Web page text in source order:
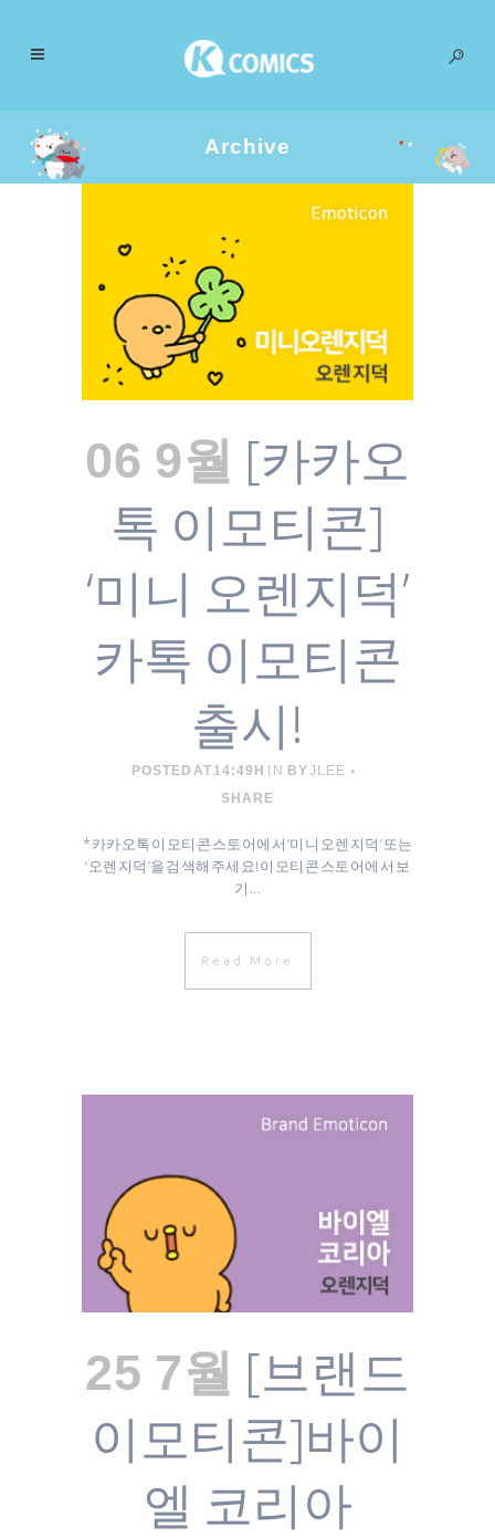
Archive
06 9월 [카카오
톡 이모티콘]
‘미니 오렌지덕’
카톡 이모티콘
출시!
POSTED AT 14:49H IN BYJLEE
SHARE
* 카카오톡 이모티콘 스토어에서 ‘미니 오렌지덕’ 또는
‘오렌지덕’을 검색해주세요! 이모티콘 스토어에서 보
기 ...
Read More
25 7월 [브랜드
이모티콘]바이
엘 코리아